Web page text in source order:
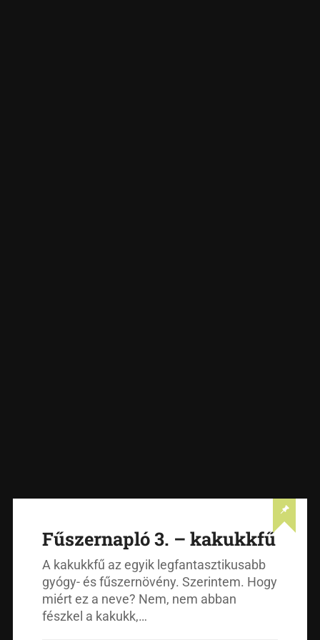
Fűszernapló 3. – kakukkfű
A kakukkfű az egyik legfantasztikusabb
gyógy- és fűszernövény. Szerintem. Hogy
miért ez a neve? Nem, nem abban
fészkel a kakukk,…